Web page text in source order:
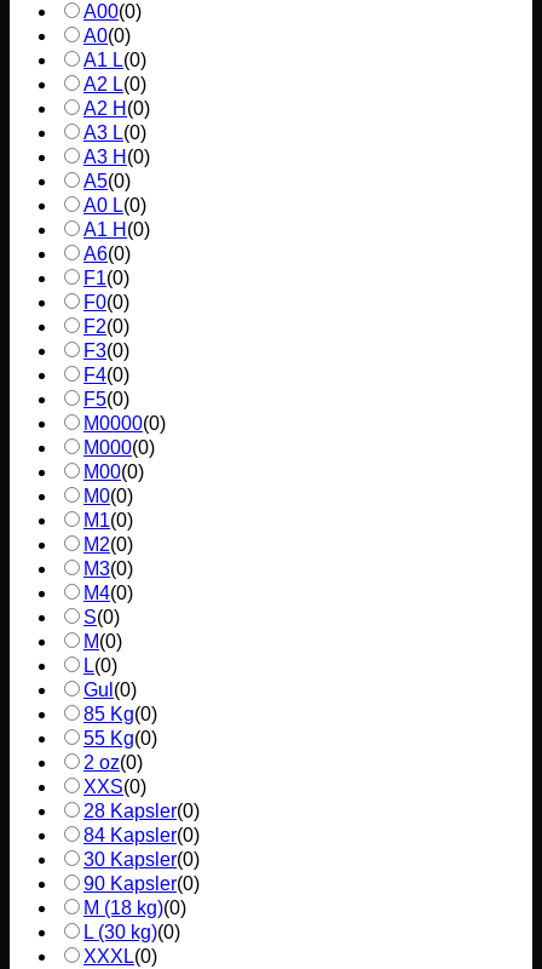
A00(0)
A0(0)
A1 L(0)
A2 L(0)
A2 H (0)
A3 L(0)
A3 H (0)
A5(0)
A0 L(0)
A1 H (0)
A6(0)
F1(0)
F0(0)
F2(0)
F3(0)
F4(0)
F5(0)
M0000(0)
M000(0)
M00(0)
M0(0)
M1(0)
M2(0)
M3(0)
M4(0)
S(0)
M(0)
L(0)
Gul (0)
85 Kg(0)
55 Kg(0)
2 oz(0)
XXS(0)
28 Kapsler(0)
84 Kapsler(0)
30 Kapsler(0)
90 Kapsler(0)
M (18 kg)(0)
L (30 kg)(0)
XXXL(0)